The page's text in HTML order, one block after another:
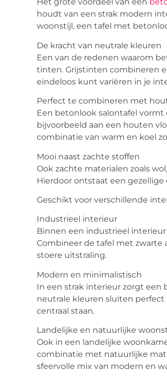
Het grote voordeel van een
houdt van een strak modern
woonstijl, een tafel met
De kracht van neutrale kleuren
Een van de redenen waarom
tinten. Grijstinten combineren
eindeloos kunt variëren in je
Perfect te combineren met
Een betonlook salontafel
bijvoorbeeld aan een houten
combinatie van warm en koel
Mooi naast zachte stoffen
Ook zachte materialen zoals
Hierdoor ontstaat een
Geschikt voor verschillende
Industrieel interieur
Binnen een industrieel
Combineer de tafel met zwarte
stoere uitstraling.
Modern en minimalistisch
In een strak interieur zorgt een
neutrale kleuren sluiten
centraal staan.
Landelijke en natuurlijke
Ook in een landelijke
combinatie met natuurlijke
sfeervolle mix van modern en